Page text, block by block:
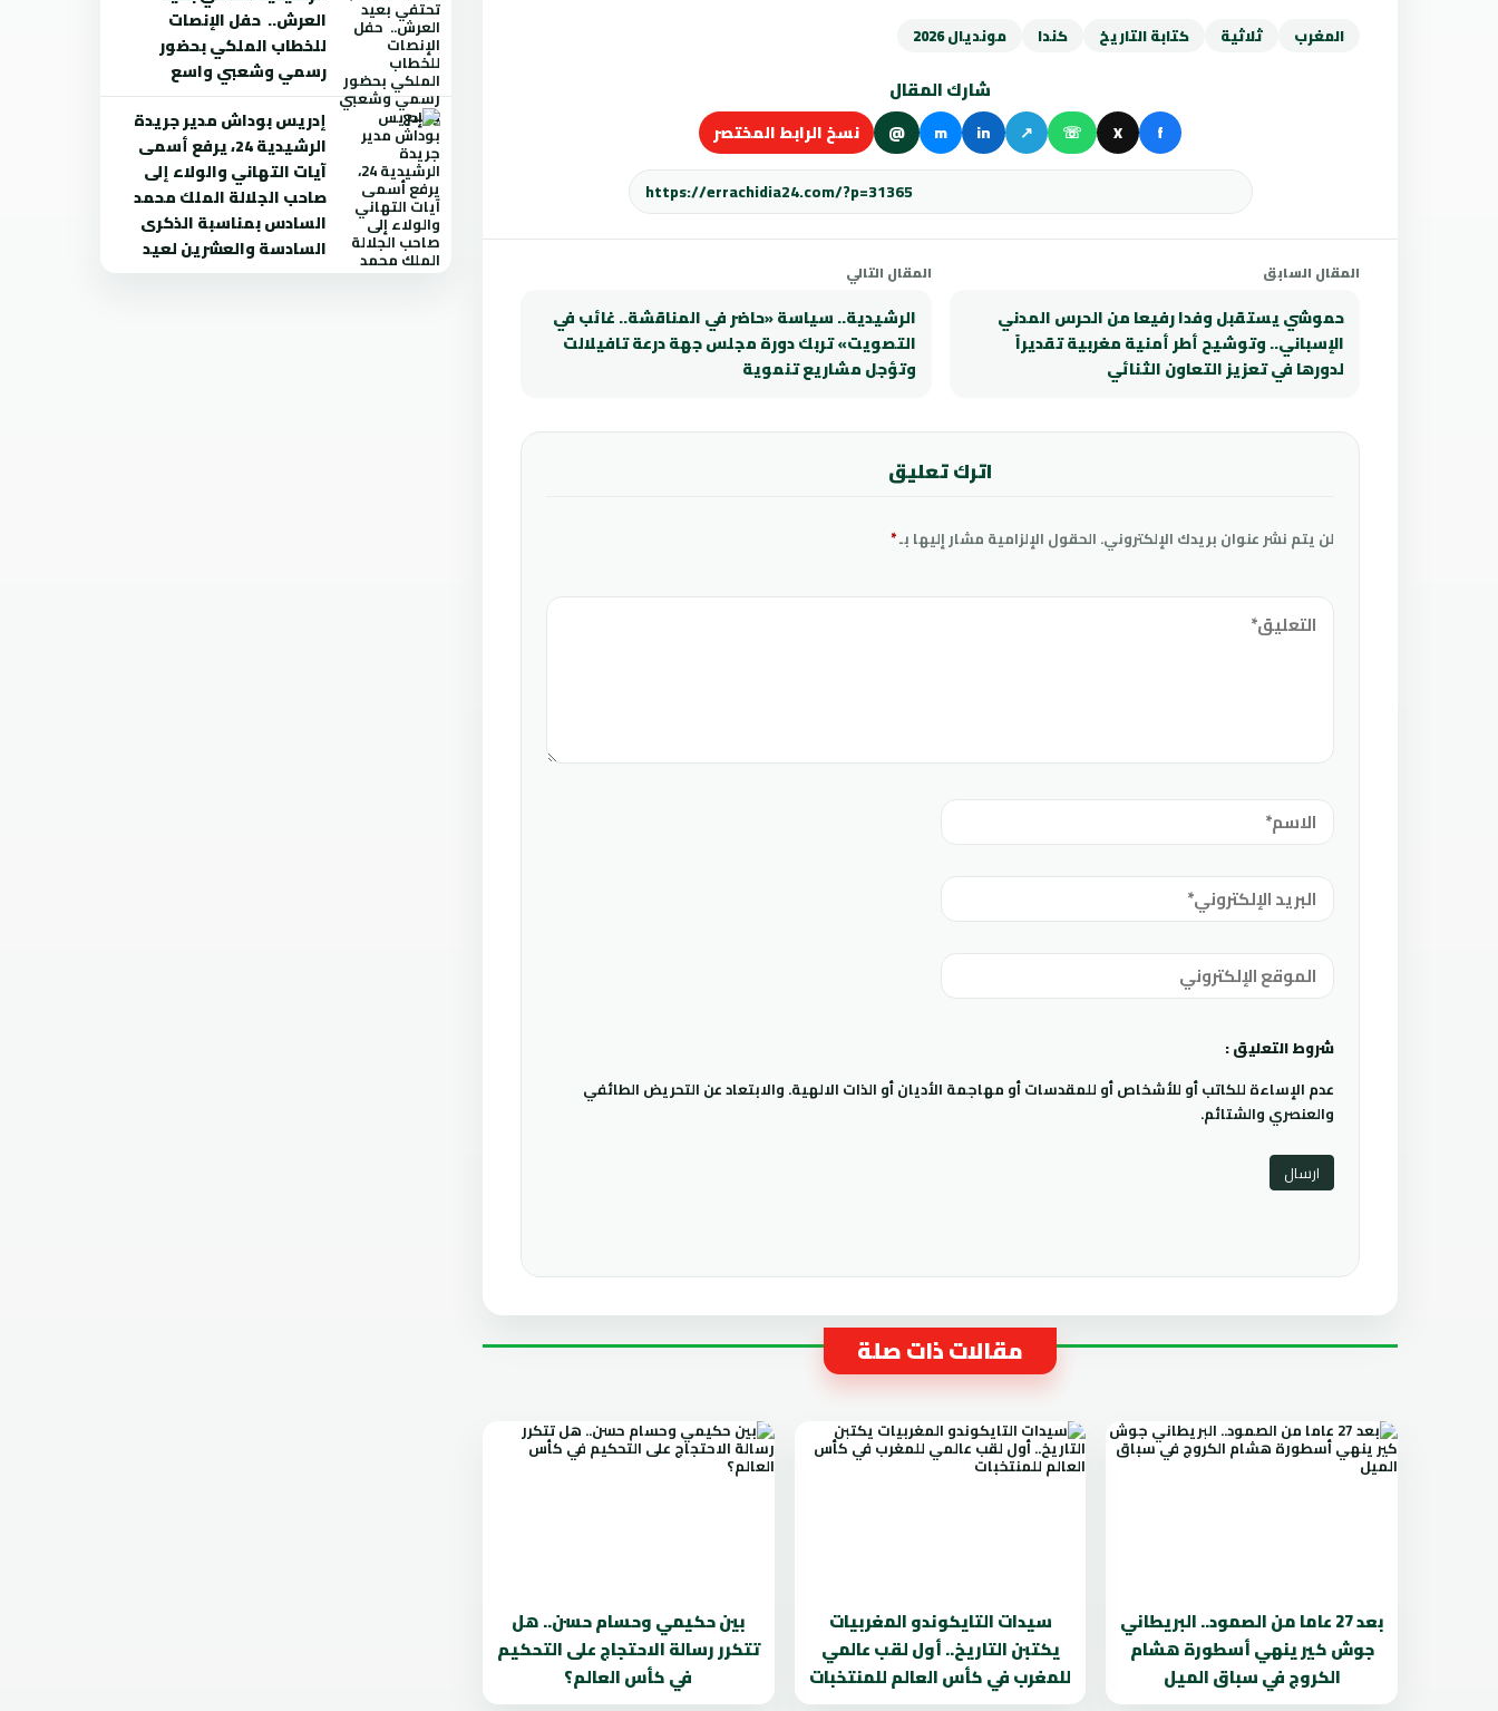
المغرب ثلاثية كتابة التاريخ كندا مونديال 2026
شارك المقال
f
X
☏
↗
in
m
@ نسخ الرابط المختصر
المقال السابق
حموشي يستقبل وفدا رفيعا من الحرس المدني
الإسباني.. وتوشيح أطر أمنية مغربية تقديراً
لدورها في تعزيز التعاون الثنائي
المقال التالي
الرشيدية.. سياسة «حاضر في المناقشة.. غائب في
التصويت» تربك دورة مجلس جهة درعة تافيلالت
وتؤجل مشاريع تنموية
اترك تعليق
لن يتم نشر عنوان بريدك الإلكتروني. الحقول الإلزامية مشار إليها بـ*
شروط التعليق :
عدم الإساءة للكاتب أو للأشخاص أو للمقدسات أو مهاجمة الأديان أو الذات الالهية. والابتعاد عن التحريض الطائفي
والعنصري والشتائم.
مقالات ذات صلة
بعد 27 عاما من الصمود.. البريطاني
جوش كير ينهي أسطورة هشام
الكروج في سباق الميل
سيدات التايكوندو المغربيات
يكتبن التاريخ.. أول لقب عالمي
للمغرب في كأس العالم للمنتخبات
بين حكيمي وحسام حسن.. هل
تتكرر رسالة الاحتجاج على التحكيم
في كأس العالم؟
العرش.. حفل الإنصات
للخطاب الملكي بحضور
رسمي وشعبي واسع
إدريس بوداش مدير جريدة
الرشيدية 24، يرفع أسمى
آيات التهاني والولاء إلى
صاحب الجلالة الملك محمد
السادس بمناسبة الذكرى
السادسة والعشرين لعيد